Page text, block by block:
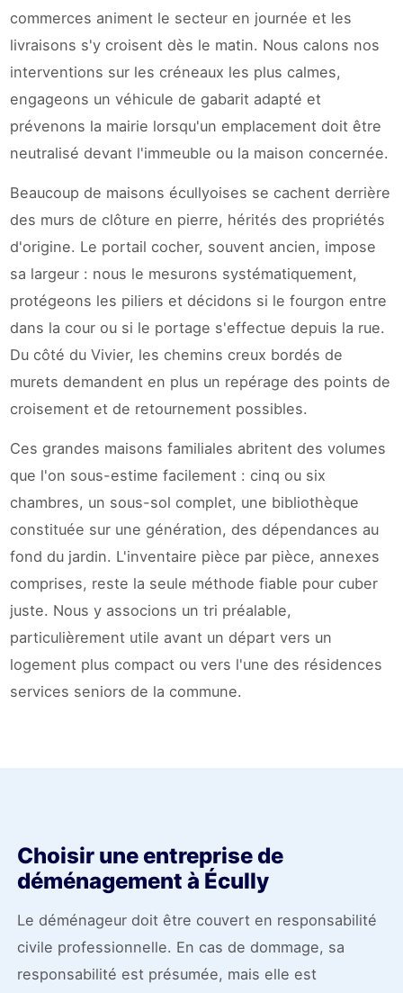
commerces animent le secteur en journée et les
livraisons s'y croisent dès le matin. Nous calons nos
interventions sur les créneaux les plus calmes,
engageons un véhicule de gabarit adapté et
prévenons la mairie lorsqu'un emplacement doit être
neutralisé devant l'immeuble ou la maison concernée.
Beaucoup de maisons écullyoises se cachent derrière
des murs de clôture en pierre, hérités des propriétés
d'origine. Le portail cocher, souvent ancien, impose
sa largeur : nous le mesurons systématiquement,
protégeons les piliers et décidons si le fourgon entre
dans la cour ou si le portage s'effectue depuis la rue.
Du côté du Vivier, les chemins creux bordés de
murets demandent en plus un repérage des points de
croisement et de retournement possibles.
Ces grandes maisons familiales abritent des volumes
que l'on sous-estime facilement : cinq ou six
chambres, un sous-sol complet, une bibliothèque
constituée sur une génération, des dépendances au
fond du jardin. L'inventaire pièce par pièce, annexes
comprises, reste la seule méthode fiable pour cuber
juste. Nous y associons un tri préalable,
particulièrement utile avant un départ vers un
logement plus compact ou vers l'une des résidences
services seniors de la commune.
Choisir une entreprise de
déménagement à Écully
Le déménageur doit être couvert en responsabilité
civile professionnelle. En cas de dommage, sa
responsabilité est présumée, mais elle est